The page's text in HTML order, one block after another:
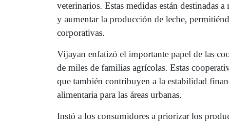
veterinarios. Estas medidas están destinadas
y aumentar la producción de leche,
corporativas.
Vijayan enfatizó el importante papel de las
de miles de familias agrícolas. Estas
que también contribuyen a la estabilidad
alimentaria para las áreas urbanas.
Instó a los consumidores a priorizar los